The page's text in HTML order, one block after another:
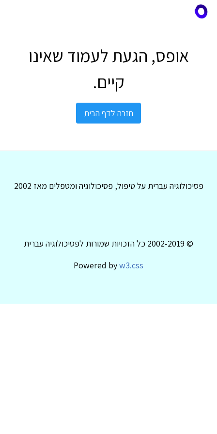
אופס, הגעת לעמוד שאינו
קיים.
חזרה לדף הבית
פסיכולוגיה עברית על טיפול, פסיכולוגיה ומטפלים מאז 2002
© 2002-2019 כל הזכויות שמורות לפסיכולוגיה עברית
Powered byw3.css